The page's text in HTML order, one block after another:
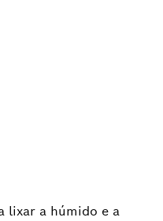
lixar a húmido e a